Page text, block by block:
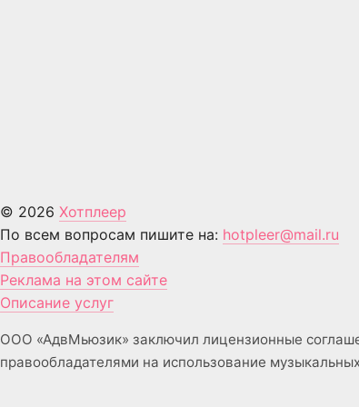
© 2026 Хотплеер
По всем вопросам пишите на: hotpleer@mail.ru
Правообладателям
Реклама на этом сайте
Описание услуг
ООО «АдвМьюзик» заключил лицензионные
правообладателями на использование